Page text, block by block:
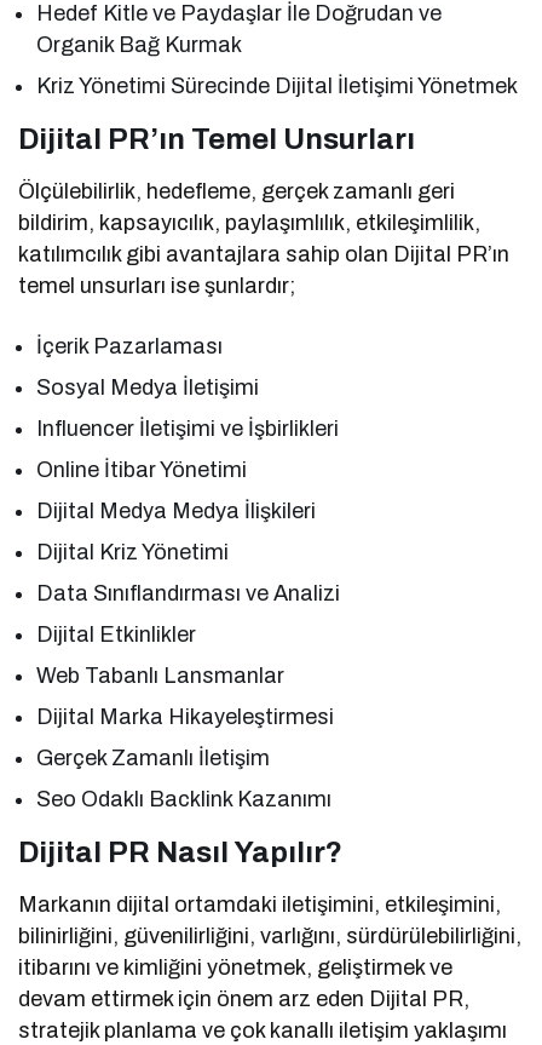
Hedef Kitle ve Paydaşlar İle Doğrudan ve
Organik Bağ Kurmak
Kriz Yönetimi Sürecinde Dijital İletişimi Yönetmek
Dijital PR’ın Temel Unsurları
Ölçülebilirlik, hedefleme, gerçek zamanlı geri
bildirim, kapsayıcılık, paylaşımlılık, etkileşimlilik,
katılımcılık gibi avantajlara sahip olan Dijital PR’ın
temel unsurları ise şunlardır;
İçerik Pazarlaması
Sosyal Medya İletişimi
Influencer İletişimi ve İşbirlikleri
Online İtibar Yönetimi
Dijital Medya Medya İlişkileri
Dijital Kriz Yönetimi
Data Sınıflandırması ve Analizi
Dijital Etkinlikler
Web Tabanlı Lansmanlar
Dijital Marka Hikayeleştirmesi
Gerçek Zamanlı İletişim
Seo Odaklı Backlink Kazanımı
Dijital PR Nasıl Yapılır?
Markanın dijital ortamdaki iletişimini, etkileşimini,
bilinirliğini, güvenilirliğini, varlığını, sürdürülebilirliğini,
itibarını ve kimliğini yönetmek, geliştirmek ve
devam ettirmek için önem arz eden Dijital PR,
stratejik planlama ve çok kanallı iletişim yaklaşımı